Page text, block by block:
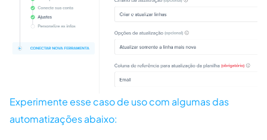
Experimente esse caso de uso com algumas das
automatizações abaixo: